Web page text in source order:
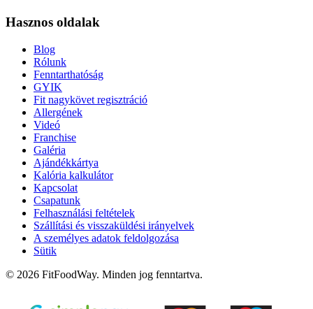
Hasznos oldalak
Blog
Rólunk
Fenntarthatóság
GYIK
Fit nagykövet regisztráció
Allergének
Videó
Franchise
Galéria
Ajándékkártya
Kalória kalkulátor
Kapcsolat
Csapatunk
Felhasználási feltételek
Szállítási és visszaküldési irányelvek
A személyes adatok feldolgozása
Sütik
© 2026 FitFoodWay. Minden jog fenntartva.